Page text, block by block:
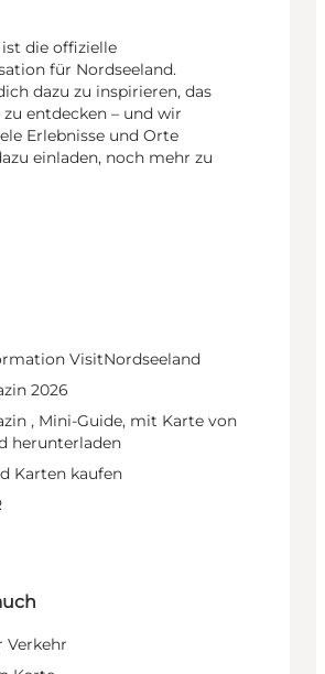
die offizielle
für Nordseeland.
dazu zu inspirieren, das
entdecken – und wir
Erlebnisse und Orte
einladen, noch mehr zu
VisitNordseeland
2026
, Mini-Guide, mit Karte von
herunterladen
Karten kaufen
Verkehr